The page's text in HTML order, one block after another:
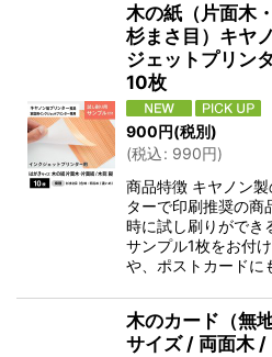
木の紙（片面木
杉まさ目）キヤ
ジェットプリン
10枚
900円(税別)
(税込: 990円)
商品特徴 キヤノン
ターで印刷推奨の商
時に試し刷りができ
サンプル1枚をお付
や、ポストカードに
木のカード（無
サイズ / 両面木 /